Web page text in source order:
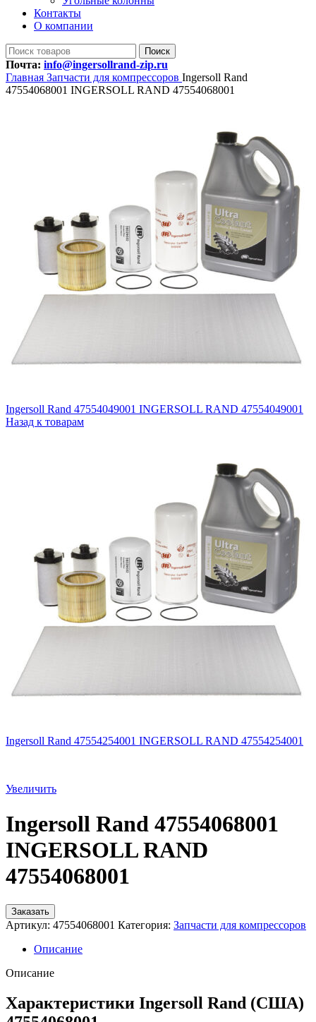
Контакты
О компании
Поиск
Почта: info@ingersollrand-zip.ru
Главная Запчасти для компрессоров Ingersoll Rand
47554068001 INGERSOLL RAND 47554068001
Ingersoll Rand 47554049001 INGERSOLL RAND 47554049001
Назад к товарам
Ingersoll Rand 47554254001 INGERSOLL RAND 47554254001
Увеличить
Ingersoll Rand 47554068001
INGERSOLL RAND
47554068001
Заказать
Артикул: 47554068001 Категория: Запчасти для компрессоров
Описание
Описание
Характеристики Ingersoll Rand (США)